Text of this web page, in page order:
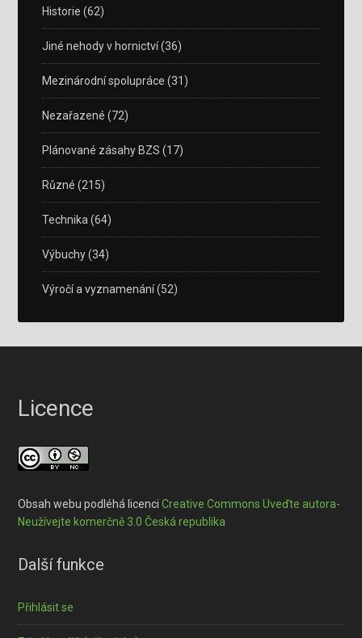
Historie (62)
Jiné nehody v hornictví(36)
Mezinárodní spolupráce (31)
Nezařazené (72)
Plánované zásahy BZS (17)
Různé (215)
Technika (64)
Výbuchy(34)
Výročí a vyznamenání(52)
Licence
Obsah webu podléhá licenciCreative Commons Uveďte autora-
Neužívejte komerčně 3.0 Česká republika
Další funkce
Přihlásit se